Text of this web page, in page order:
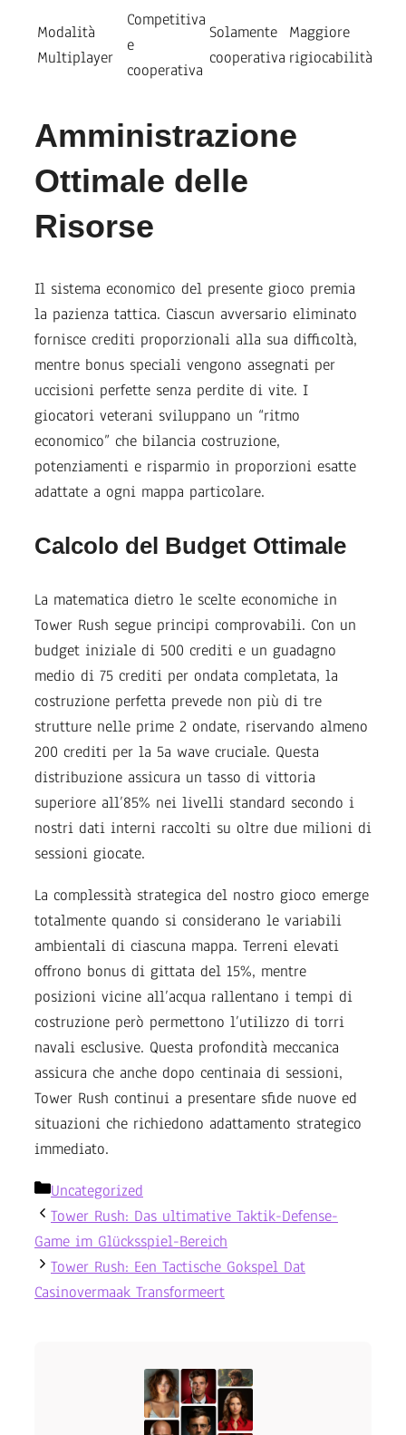
Modalità
Multiplayer
Competitiva
e
cooperativa
Solamente
cooperativa
Maggiore
rigiocabilità
Amministrazione
Ottimale delle
Risorse
Il sistema economico del presente gioco premia
la pazienza tattica. Ciascun avversario eliminato
fornisce crediti proporzionali alla sua difficoltà,
mentre bonus speciali vengono assegnati per
uccisioni perfette senza perdite di vite. I
giocatori veterani sviluppano un “ritmo
economico” che bilancia costruzione,
potenziamenti e risparmio in proporzioni esatte
adattate a ogni mappa particolare.
Calcolo del Budget Ottimale
La matematica dietro le scelte economiche in
Tower Rush segue principi comprovabili. Con un
budget iniziale di 500 crediti e un guadagno
medio di 75 crediti per ondata completata, la
costruzione perfetta prevede non più di tre
strutture nelle prime 2 ondate, riservando almeno
200 crediti per la 5a wave cruciale. Questa
distribuzione assicura un tasso di vittoria
superiore all’85% nei livelli standard secondo i
nostri dati interni raccolti su oltre due milioni di
sessioni giocate.
La complessità strategica del nostro gioco emerge
totalmente quando si considerano le variabili
ambientali di ciascuna mappa. Terreni elevati
offrono bonus di gittata del 15%, mentre
posizioni vicine all’acqua rallentano i tempi di
costruzione però permettono l’utilizzo di torri
navali esclusive. Questa profondità meccanica
assicura che anche dopo centinaia di sessioni,
Tower Rush continui a presentare sfide nuove ed
situazioni che richiedono adattamento strategico
immediato.
Categories
Uncategorized
Tower Rush: Das ultimative Taktik-Defense-
Game im Glücksspiel-Bereich
Tower Rush: Een Tactische Gokspel Dat
Casinovermaak Transformeert